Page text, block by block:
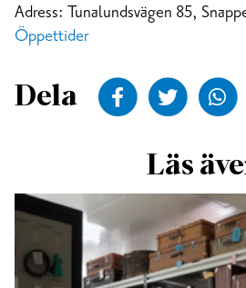
Adress: Tunalundsvägen 85,
Öppettider
Dela Dela till Dela till
Läs